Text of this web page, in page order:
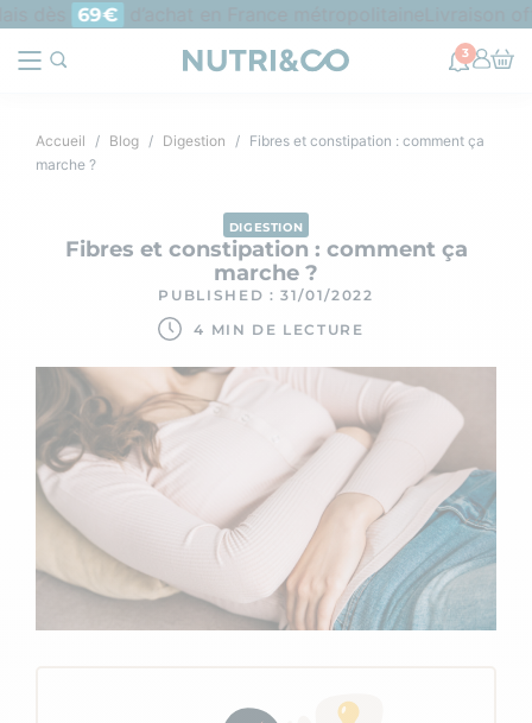
69€ d’achat en France métropolitaine
3
Accueil Blog Digestion
Fibres et constipation : comment ça
marche ?
DIGESTION
Fibres et constipation : comment ça
marche ?
PUBLISHED : 31/01/2022
4 MIN DE LECTURE